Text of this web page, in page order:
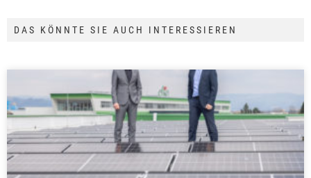
DAS KÖNNTE SIE AUCH INTERESSIEREN